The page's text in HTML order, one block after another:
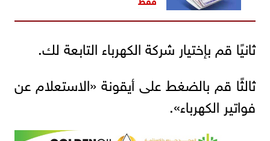
ثانيًا قم بإختيار شركة الكهرباء التابعة لك.
ثالثًا قم بالضغط على أيقونة «الاستعلام عن
فواتير الكهرباء».